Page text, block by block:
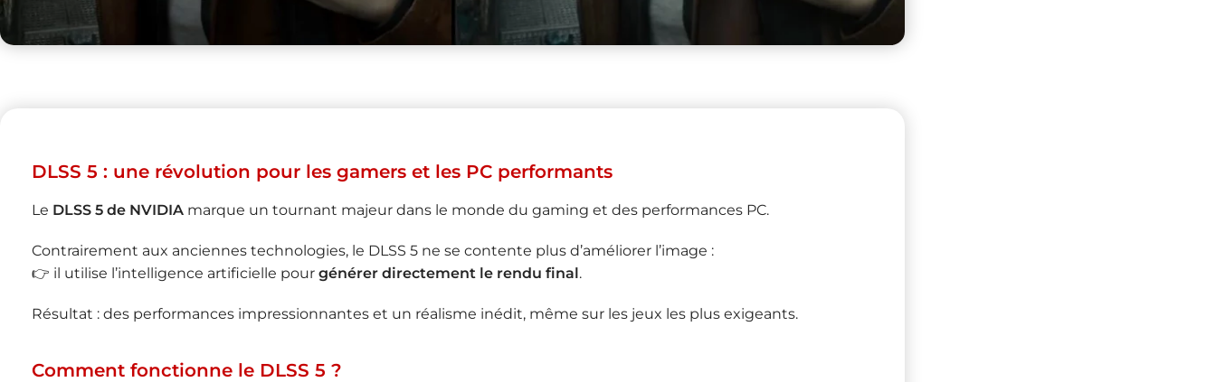
DLSS 5 : une révolution pour les gamers et les PC performants
Le DLSS 5 de NVIDIA marque un tournant majeur dans le monde du gaming et des performances PC.
Contrairement aux anciennes technologies, le DLSS 5 ne se contente plus d’améliorer l’image :
👉 il utilise l’intelligence artificielle pour générer directement le rendu final.
Résultat : des performances impressionnantes et un réalisme inédit, même sur les jeux les plus exigeants.
Comment fonctionne le DLSS 5 ?